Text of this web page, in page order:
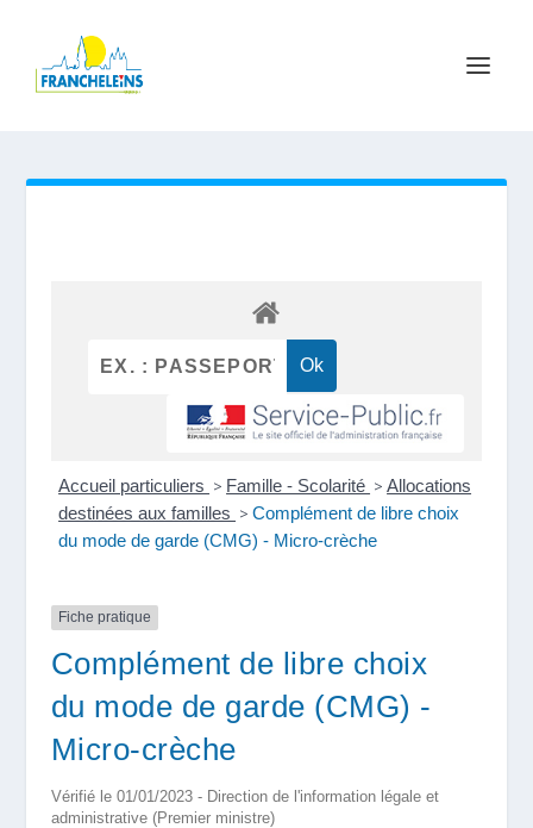
Accueil particuliers > Famille - Scolarité > Allocations
destinées aux familles > Complément de libre choix
du mode de garde (CMG) - Micro-crèche
Fiche pratique
Complément de libre choix
du mode de garde (CMG) -
Micro-crèche
Vérifié le 01/01/2023 - Direction de l'information légale et
administrative (Premier ministre)